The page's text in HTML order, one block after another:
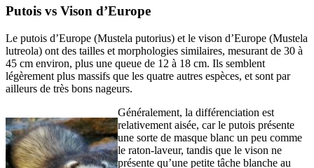
Putois vs Vison d’Europe
Le putois d’Europe (Mustela putorius) et le vison d’Europe (Mustela
lutreola) ont des tailles et morphologies similaires, mesurant de 30 à
45 cm environ, plus une queue de 12 à 18 cm. Ils semblent
légèrement plus massifs que les quatre autres espèces, et sont par
ailleurs de très bons nageurs.
Généralement, la différenciation est
relativement aisée, car le putois présente
une sorte de masque blanc un peu comme
le raton-laveur, tandis que le vison ne
présente qu’une petite tâche blanche au